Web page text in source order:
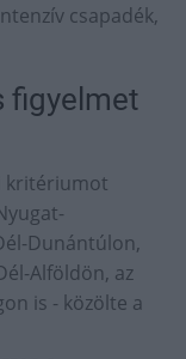
csapadék,
figyelmet
kritériumot
Dunántúlon,
Alföldön, az
is - közölte a